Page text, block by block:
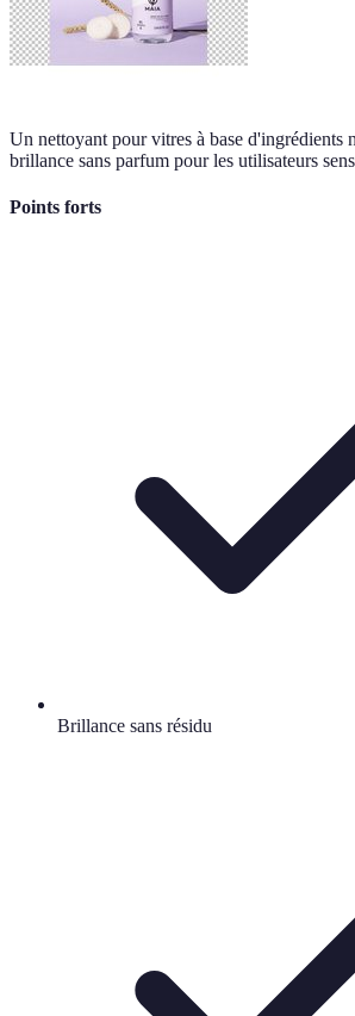
Un nettoyant pour vitres à base d'ingrédients
brillance sans parfum pour les utilisateurs
Points forts
Brillance sans résidu